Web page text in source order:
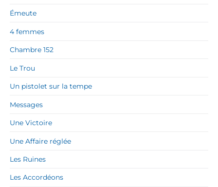
Émeute
4 femmes
Chambre 152
Le Trou
Un pistolet sur la tempe
Messages
Une Victoire
Une Affaire réglée
Les Ruines
Les Accordéons